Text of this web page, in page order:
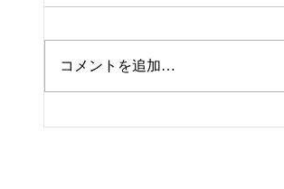
フロアー踏み台
コメントを追加…